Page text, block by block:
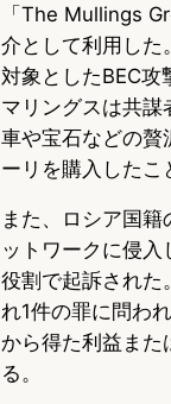
d
o
n
「The Mullings
介として利用した
対象としたBEC攻
マリングスは共謀
車や宝石などの贅
ーリを購入したこ
また、ロシア国
ットワークに侵
役割で起訴された
れ1件の罪に問わ
から得た利益ま
る。